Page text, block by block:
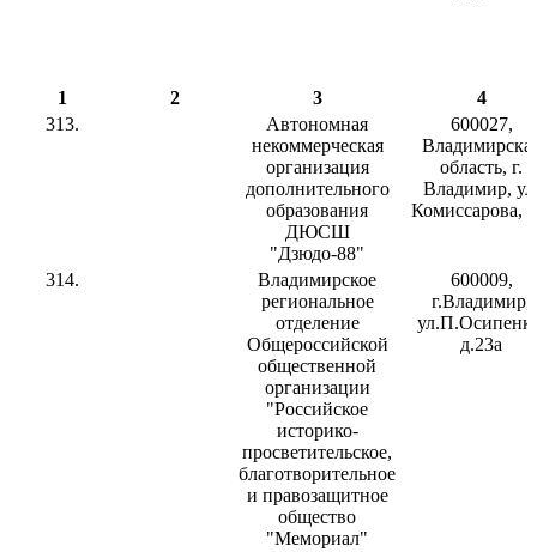
1 2 3
4
313.
Автономная
некоммерческая
организация
дополнительного
образования
ДЮСШ
"Дзюдо-88"
600027,
область, г.
Владимир,
Комиссарова,
314.
Владимирское
региональное
отделение
Общероссийской
общественной
организации
"Российское
историко-
просветительское,
благотворительное
и правозащитное
общество
"Мемориал"
600009,
г.Владимир,
д.23а